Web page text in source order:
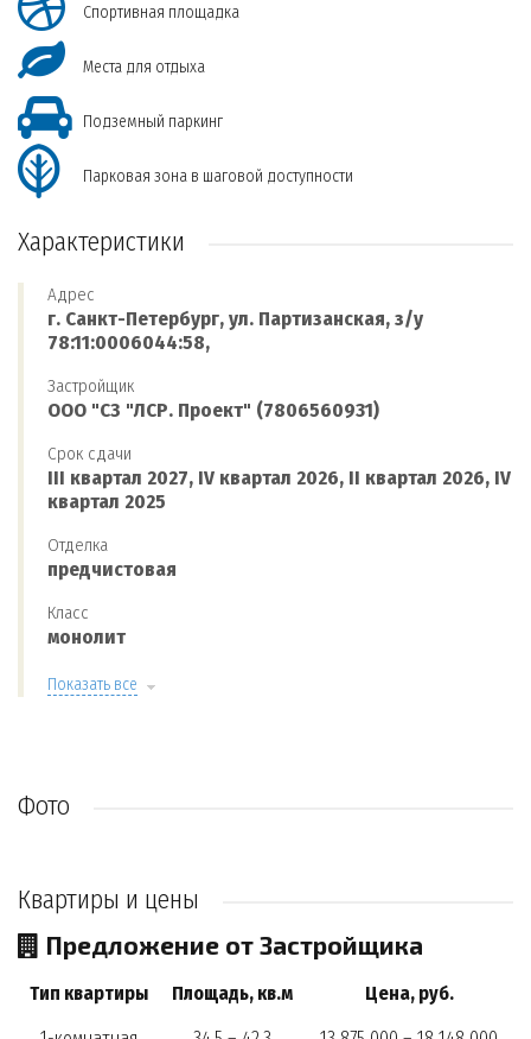
Спортивная площадка
Места для отдыха
Подземный паркинг
Парковая зона в шаговой доступности
Характеристики
Адрес
г. Санкт-Петербург, ул. Партизанская, з/у
78:11:0006044:58,
Застройщик
ООО "СЗ "ЛСР. Проект" (7806560931)
Срок сдачи
III квартал 2027, IV квартал 2026, II квартал 2026, IV
квартал 2025
Отделка
предчистовая
Класс
монолит
Показать все
Фото
Квартиры и цены
Предложение от Застройщика
Тип квартиры Площадь, кв.м
Цена, руб.